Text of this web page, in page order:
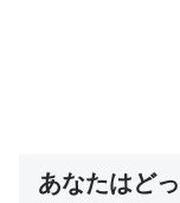
あなたはど